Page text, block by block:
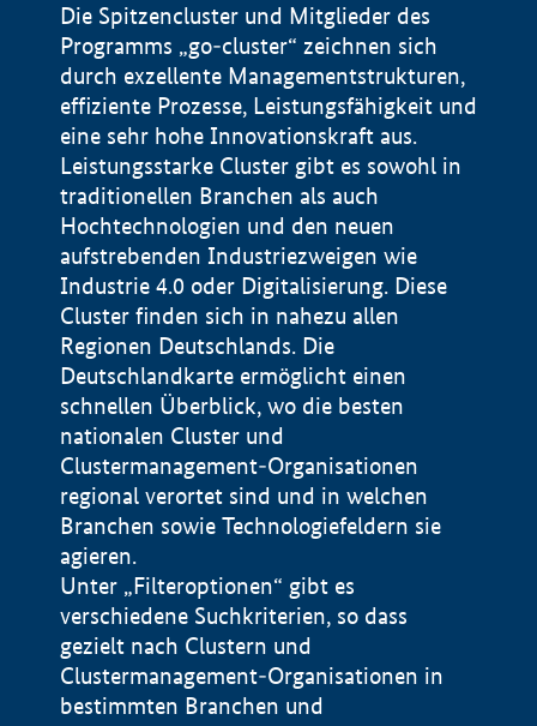
Die Spitzencluster und Mitglieder des
Programms „go-cluster“ zeichnen sich
durch exzellente Managementstrukturen,
effiziente Prozesse, Leistungsfähigkeit und
eine sehr hohe Innovationskraft aus.
Leistungsstarke Cluster gibt es sowohl in
traditionellen Branchen als auch
Hochtechnologien und den neuen
aufstrebenden Industriezweigen wie
Industrie 4.0 oder Digitalisierung. Diese
Cluster finden sich in nahezu allen
Regionen Deutschlands. Die
Deutschlandkarte ermöglicht einen
schnellen Überblick, wo die besten
nationalen Cluster und
Clustermanagement-Organisationen
regional verortet sind und in welchen
Branchen sowie Technologiefeldern sie
agieren.
Unter „Filteroptionen“ gibt es
verschiedene Suchkriterien, so dass
gezielt nach Clustern und
Clustermanagement-Organisationen in
bestimmten Branchen und
Impressum
Datenschutzerklärung
BMWE, 2026 ©
100 km © Geobasis-DE / BKG 2015